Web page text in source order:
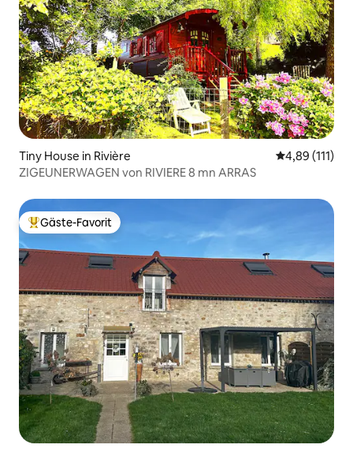
Tiny House in Rivière
4,89 (111)
ZIGEUNERWAGEN von RIVIERE 8 mn ARRAS
Beliebter Gäste-Favorit.
Gäste-Favorit